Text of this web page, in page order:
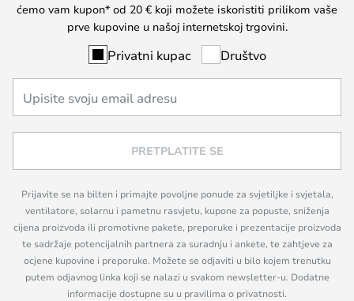
ćemo vam kupon* od 20 € koji možete iskoristiti prilikom vaše
prve kupovine u našoj internetskoj trgovini.
Privatni kupac Društvo
PRETPLATITE SE
Prijavite se na bilten i primajte povoljne ponude za svjetiljke i svjetala,
ventilatore, solarnu i pametnu rasvjetu, kupone za popuste, sniženja
cijena proizvoda ili promotivne pakete, preporuke i prezentacije proizvoda
te sadržaje potencijalnih partnera za suradnju i ankete, te zahtjeve za
ocjene kupovine i preporuke. Možete se odjaviti u bilo kojem trenutku
putem odjavnog linka koji se nalazi u svakom newsletter-u. Dodatne
informacije dostupne su u pravilima o privatnosti.